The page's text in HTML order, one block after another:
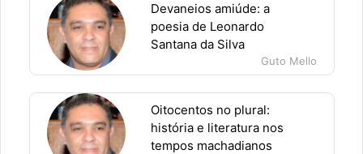
Devaneios amiúde: a
poesia de Leonardo
Santana da Silva
Guto Mello
Oitocentos no plural:
história e literatura nos
tempos machadianos